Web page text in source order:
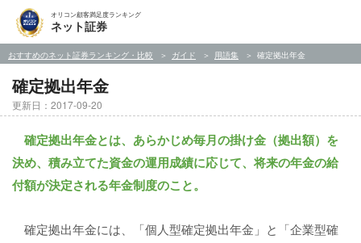
オリコン顧客満足度ランキング
ネット証券
おすすめのネット証券ランキング・比較 ガイド 用語集 確定拠出年金
確定拠出年金
更新日：2017-09-20
確定拠出年金とは、あらかじめ毎月の掛け金（拠出額）を
決め、積み立てた資金の運用成績に応じて、将来の年金の給
付額が決定される年金制度のこと。
確定拠出年金には、「個人型確定拠出年金」と「企業型確